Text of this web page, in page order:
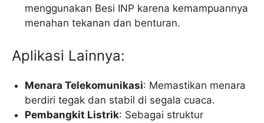
menggunakan Besi INP karena kemampuannya
menahan tekanan dan benturan.
Aplikasi Lainnya:
Menara Telekomunikasi: Memastikan menara
berdiri tegak dan stabil di segala cuaca.
Pembangkit Listrik: Sebagai struktur